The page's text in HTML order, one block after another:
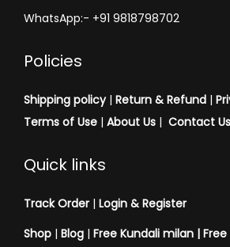
WhatsApp:- +91 9818798702
Policies
Shipping policy| Return & Refund |
Terms of Use | About Us | Contact Us
Quick links
Track Order | Login & Register
Shop | Blog | Free Kundali milan |